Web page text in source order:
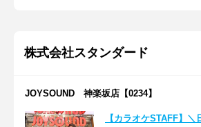
株式会社スタンダード
JOYSOUND 神楽坂店【0234】
【カラオケSTAFF】